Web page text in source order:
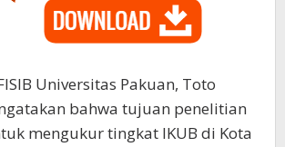
Universitas Pakuan, Toto
bahwa tujuan penelitian
mengukur tingkat IKUB di Kota